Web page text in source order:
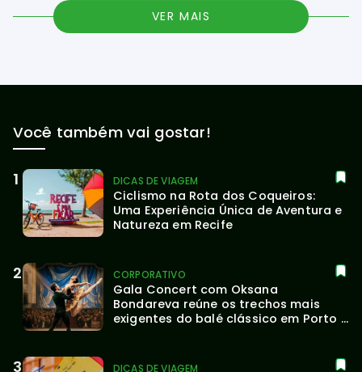
VER MAIS
Você também vai gostar!
DICAS DE VIAGEM
Ciclismo na Rota dos Coqueiros:
Uma Experiência Única de Aventura e
Natureza em Recife
CORPORATIVO
Gala Concert com Oksana
Bondareva reúne os trechos mais
exigentes do balé clássico em Porto
DICAS DE VIAGEM